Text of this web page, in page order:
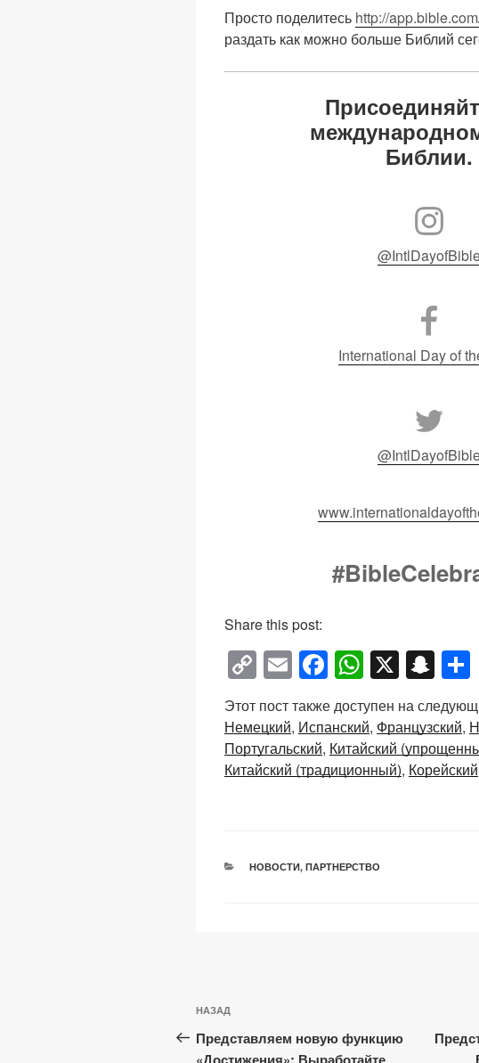
Просто поделитесь http://
раздать как можно больше Библий
Библии.
International Day of
Share this post:
C
o
p
y
Li
E
m
ail
F
a
c
e
b
k
W
h
at
s
A
X S
n
a
p
c в
Этот пост также доступен на
Немецкий Испанский Французский
Португальский Китайский
Китайский (традиционный) Корейский
РУБРИКИ
НОВОСТИ, ПАРТНЕРСТВО
Навигация
по
Предыдущая
запись:
НАЗАД
Представляем новую функцию
«Достижения»: Выработайте